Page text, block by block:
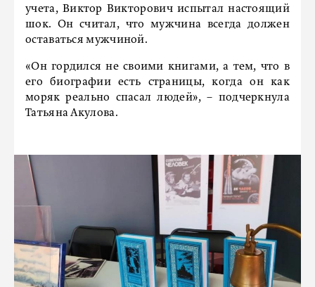
учета, Виктор Викторович испытал настоящий
шок. Он считал, что мужчина всегда должен
оставаться мужчиной.
«Он гордился не своими книгами, а тем, что в
его биографии есть страницы, когда он как
моряк реально спасал людей», – подчеркнула
Татьяна Акулова.